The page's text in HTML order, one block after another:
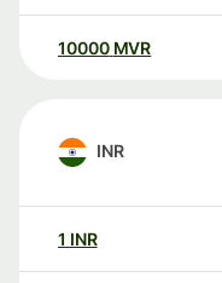
10000 MVR
INR
1 INR